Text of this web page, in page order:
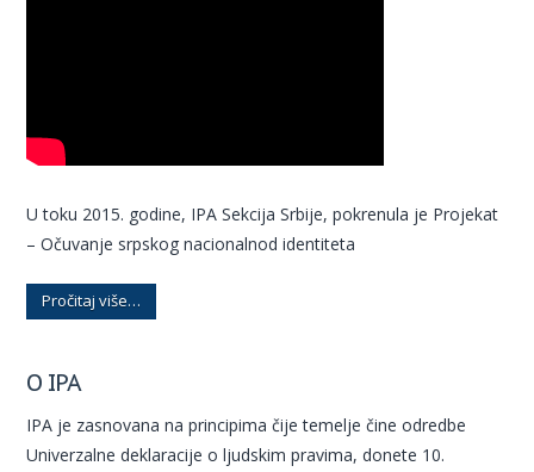
U toku 2015. godine, IPA Sekcija Srbije, pokrenula je Projekat
– Očuvanje srpskog nacionalnod identiteta
Pročitaj više…
O IPA
IPA je zasnovana na principima čije temelje čine odredbe
Univerzalne deklaracije o ljudskim pravima, donete 10.